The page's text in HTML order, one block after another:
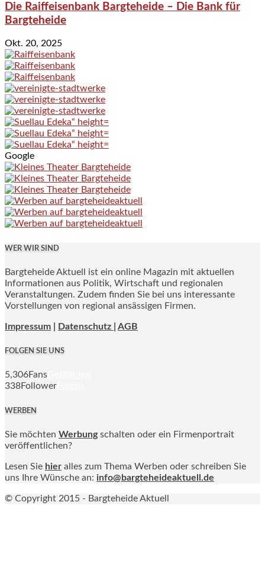
Die Raiffeisenbank Bargteheide – Die Bank für
Bargteheide
Okt. 20, 2025
Google
WER WIR SIND
Bargteheide Aktuell ist ein online Magazin mit aktuellen
Informationen aus Politik, Wirtschaft und regionalen
Veranstaltungen. Zudem finden Sie bei uns interessante
Vorstellungen von regional ansässigen Firmen.
Impressum Datenschutz | AGB
FOLGEN SIE UNS
5,306Fans
338Follower
WERBEN
Sie möchten Werbung schalten oder ein Firmenportrait
veröffentlichen?
Lesen Sie hier alles zum Thema Werben oder schreiben Sie
uns Ihre Wünsche an: info@bargteheideaktuell.de
© Copyright 2015 - Bargteheide Aktuell